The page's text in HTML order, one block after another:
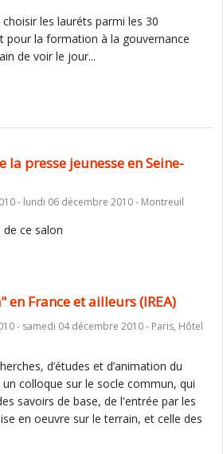
les lauréts parmi les 30
pour la formation à la gouvernance
de voir le jour...
la presse jeunesse en Seine-
- lundi 06 décembre 2010 - Montreuil
ce salon
en France et ailleurs (IREA)
- samedi 04 décembre 2010 - Paris, Hôtel
d’études et d’animation du
un colloque sur le socle commun, qui
savoirs de base, de l'entrée par les
en oeuvre sur le terrain, et celle des